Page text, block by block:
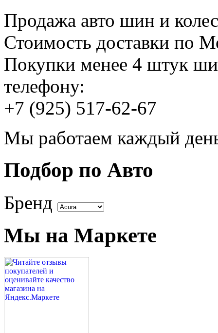
Продажа авто шин и
Стоимость доставки
Покупки менее 4 штук
телефону:
+7 (925) 517-62-67
Мы работаем каждый
Подбор по Авто
Бренд
Мы на Маркете